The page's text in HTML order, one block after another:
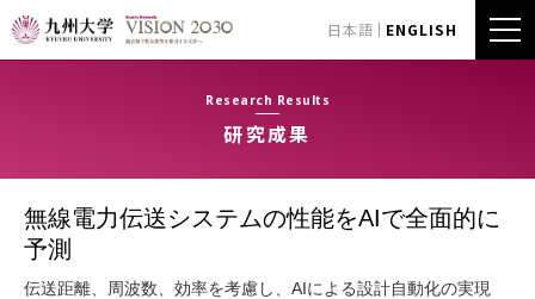
日本語 ENGLISH
Research Results
研究成果
無線電力伝送システムの性能をAIで全面的に
予測
伝送距離、周波数、効率を考慮し、AIによる設計自動化の実現